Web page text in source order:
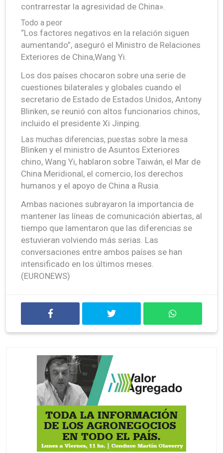
contrarrestar la agresividad de China».
Todo a peor
“Los factores negativos en la relación siguen
aumentando”, aseguró el Ministro de Relaciones
Exteriores de China,Wang Yi.
Los dos países chocaron sobre una serie de
cuestiones bilaterales y globales cuando el
secretario de Estado de Estados Unidos, Antony
Blinken, se reunió con altos funcionarios chinos,
incluido el presidente Xi Jinping.
Las muchas diferencias, puestas sobre la mesa
Blinken y el ministro de Asuntos Exteriores
chino, Wang Yi, hablaron sobre Taiwán, el Mar de
China Meridional, el comercio, los derechos
humanos y el apoyo de China a Rusia.
Ambas naciones subrayaron la importancia de
mantener las líneas de comunicación abiertas, al
tiempo que lamentaron que las diferencias se
estuvieran volviendo más serias. Las
conversaciones entre ambos países se han
intensificado en los últimos meses.
(EURONEWS)